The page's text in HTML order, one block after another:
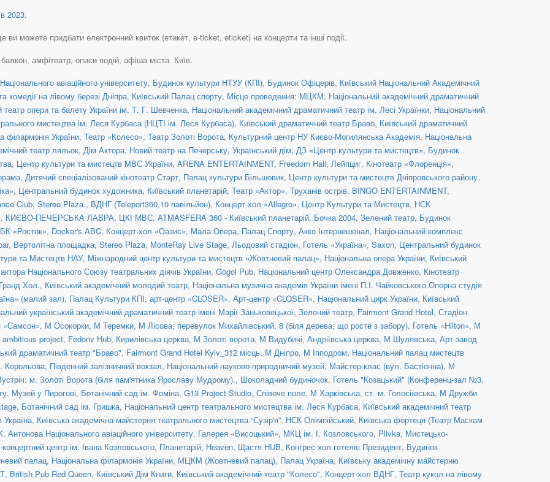
2023.
можете придбати електронний квиток (етикет, e-ticket, eticket) на концерти та інші події.
амфітеатр, описи подій, афіша міста Київ.
авіаційного університету, Будинок культури НТУУ (КПІ), Будинок Офіцерів, Київський Національний Академічний
комедії на лівому березі Дніпра, Київський Палац спорту, Місце проведення: МЦКМ, Національний академічний драматичний
театр опери та балету України ім. Т. Г. Шевченка, Національний академічний драматичний театр ім. Лесі Українки, Національний
мистецтва ім. Леся Курбаса (НЦТІ ім. Леся Курбаса), Київський драматичний театр Браво, Київський драматичний
філармонія України, Театр «Колесо», Театр Золоті Ворота, Культурний центр НУ Києво-Могилянська Академія, Національна
театр ляльок, Дім Актора, Новий театр на Печерську, Український дім, ДЗ «Центр культури та мистецтв», Будинок
, Центр культури та мистецтв МВС України, ARENA ENTERTAINMENT, Freedom Hall, Лейпциг, Кінотеатр «Флоренція»,
, Дитячий спеціалізований кінотеатр Старт, Палац культури Більшовик, Центр культури та мистецтв Дніпровського району,
, Центральний будинок художника, Київський планетарій, Театр «Актор», Труханів острів, BINGO ENTERTAINMENT,
Club, Stereo Plaza., ВДНГ (Teleport360,10 павільйон), Концерт-хол «Allegro», Центр Культури та Мистецтв, НСК
, КИЄВО-ПЕЧЕРСЬКА ЛАВРА, ЦКІ МВС, ATMASFERA 360 - Київський планетарій, Бочка 2004, Зелений театр, Будинок
БК «Росток», Docker's ABC, Концерт-хол «Оазис», Мала Опера, Палац Спорту, Акко Інтернешенал, Національний комплекс
, Вертолітна площадка, Stereo Plaza, MonteRay Live Stage, Льодовий стадіон, Готель «Україна», Saxon, Центральний будинок
та Мистецтв НАУ, Міжнародний центр культури та мистецтв «Жовтневий палац», Національна опера України, Київський
Національного Союзу театральних діячів України, Gogol Pub, Національний центр Олександра Довженко, Кінотеатр
Хол., Київський академічний молодий театр, Національна музична академія України імені П.І. Чайковського.Оперна студія
(малий зал), Палац Культури КПІ, арт-центр «CLOSER», Арт-центр «CLOSER», Національний цирк України, Київський
український академічний драматичний театр імені Марії Заньковецької, Зелений театр, Fairmont Grand Hotel, Стадіон
«Самсон», М Осокорки, М Теремки, М Лісова, перевулок Михайлівський, 8 (біля дерева, що росте з забору), Готель «Hilton», М
ambitious project, Fedoriv Hub, Кирилівська церква, М Золоті ворота, М Видубичі, Андріївська церква, М Шулявська, Арт-завод
драматичний театр "Браво", Fairmont Grand Hotel Kyiv_312 місць, М Дніпро, М Іпподром, Національний палац мистецтв
Корольова, Південний залізничний вокзал, Національний науково-природничий музей, Майстер-клас (вул. Бастіонна), М
м. Золоті Ворота (біля пам'ятника Ярославу Мудрому)., Шоколадний будиночок, Готель "Козацький" (Конференц-зал №3.
, Музей у Пирогові, Ботанічний сад ім. Фоміна, G13 Project Studio, Співоче поле, М Харківська, ст. м. Голосіївська, М Дружби
, Ботанічний сад ім. Гришка, Національний центр театрального мистецтва ім. Леся Курбаса, Київський академічний театр
, Київська академічна майстерня театрального мистецтва “Сузір'я”, НСК Олімпійський, Київська фортеця (Театр Маскам
Національного авіаційного університету, Галерея «Висоцький», МКЦ ім. І. Козловського, Plivka, Мистецько-
центр ім. Івана Козловського, Планетарій, Heaven, Щастя HUB, Конгрес-хол готелю Президент, Будинок
палац, Національна філармонія України, МЦКМ (Жовтневий палац), Палац Україна, Київську академічну майстерню
, British Pub Red Queen, Київський Дім Книги, Київський академічний театр "Колесо", Концерт-хол ВДНГ, Театр кукол на лівому